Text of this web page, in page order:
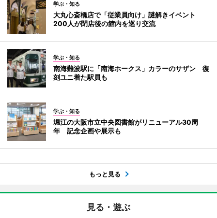
学ぶ・知る
大丸心斎橋店で「従業員向け」謎解きイベント
200人が閉店後の館内を巡り交流
学ぶ・知る
南海難波駅に「南海ホークス」カラーのサザン 復
刻ユニ着た駅員も
学ぶ・知る
堀江の大阪市立中央図書館がリニューアル30周
年 記念企画や展示も
もっと見る
見る・遊ぶ